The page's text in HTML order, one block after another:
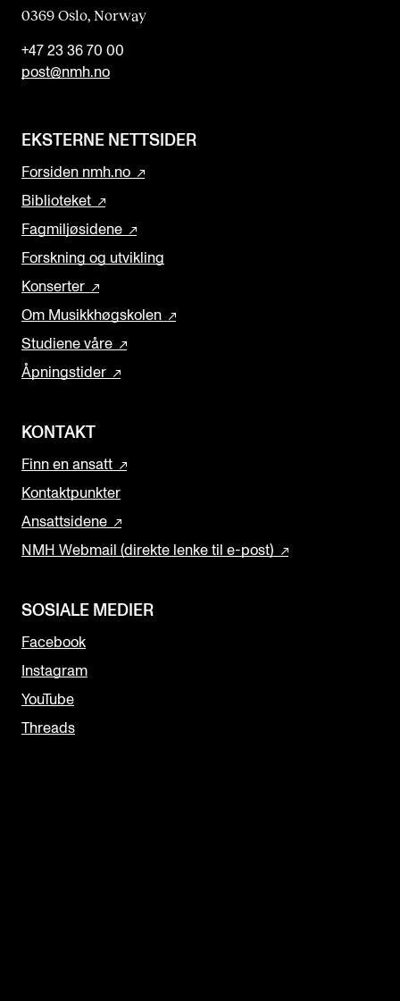
0369 Oslo, Norway
+47 23 36 70 00
post@nmh.no
EKSTERNE NETTSIDER
Forsiden nmh.no
Biblioteket
Fagmiljøsidene
Forskning og utvikling
Konserter
Om Musikkhøgskolen
Studiene våre
Åpningstider
KONTAKT
Finn en ansatt
Kontaktpunkter
Ansattsidene
NMH Webmail (direkte lenke til e-post)
SOSIALE MEDIER
Facebook
Instagram
YouTube
Threads